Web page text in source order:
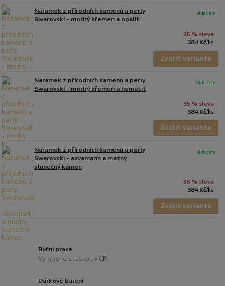
Náramek z přírodních kamenů a perly
Swarovski - modrý křemen a opalit
35 % sleva
384 Kč/ks
skladem
Zvolit variantu
Náramek z přírodních kamenů a perly
Swarovski - modrý křemen a hematit
35 % sleva
384 Kč/ks
Skladem
Zvolit variantu
Náramek z přírodních kamenů a perly
Swarovski - akvamarín a matný
slunečný kámen
35 % sleva
384 Kč/ks
skladem
Zvolit variantu
Ruční práce
Vyrobeno s láskou v ČR
Dárkové balení